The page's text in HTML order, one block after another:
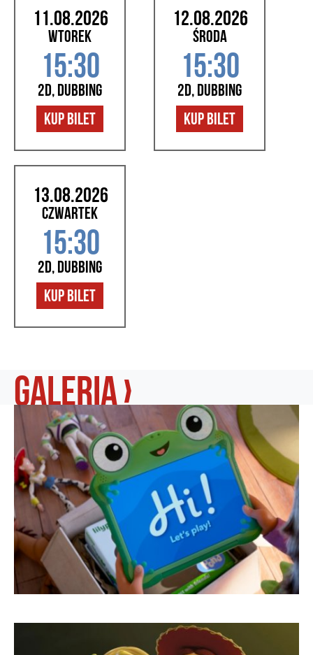
11.08.2026
wtorek
15:30
2D, dubbing
kup bilet
12.08.2026
środa
15:30
2D, dubbing
kup bilet
13.08.2026
czwartek
15:30
2D, dubbing
kup bilet
galeria ›